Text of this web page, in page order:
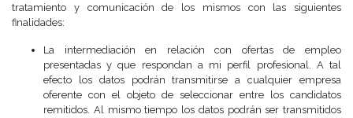
tratamiento y comunicación de los mismos con las siguientes
finalidades:
La intermediación en relación con ofertas de empleo
presentadas y que respondan a mi perfil profesional. A tal
efecto los datos podrán transmitirse a cualquier empresa
oferente con el objeto de seleccionar entre los candidatos
remitidos. Al mismo tiempo los datos podrán ser transmitidos